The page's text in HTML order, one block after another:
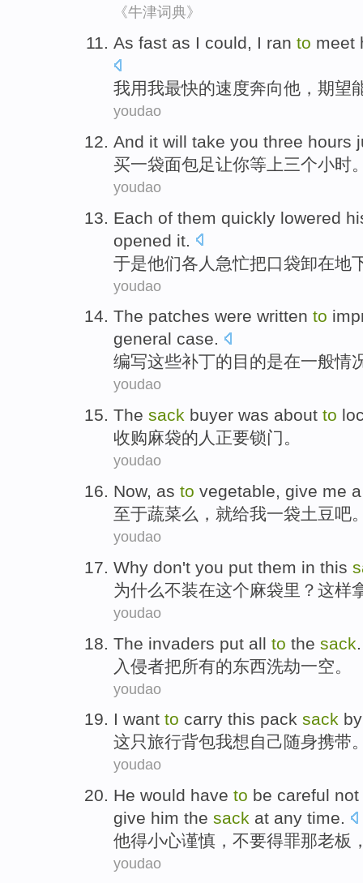
《牛津词典》
As fast as I could, I ran to meet
我用我最快的速度奔向他 ， 期望
youdao
And it will take you three hours
买一袋面包足让你等上三个小时
youdao
Each of them quickly lowered
opened it
于是他们各人 急忙把口袋卸在地
youdao
The patches were written to
general case.
编写这些补丁的目的是在一般情
youdao
The sack buyer was about to
收购麻袋的人 正要锁门。
youdao
Now, as to vegetable, give me a
至于蔬菜么 ，就给我一袋土豆吧
youdao
Why don't you put them in this
为什么不装在这个麻袋里？这样
youdao
The invaders put all to the sack
入侵者把所有的东西洗劫一空 。
youdao
I want to carry this pack sack
这只旅行背包我想 自己随身携带
youdao
He would have to be careful not
give him the sack at any time.
他得小心谨慎， 不要得罪那老板
youdao